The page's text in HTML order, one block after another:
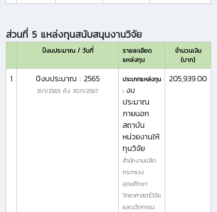
ส่วนที่ 5 แหล่งทุนสนับสนุนงานวิจัย
ปีงบประมาณ / วันที่
รายละเอียด
แหล่งทุน
จำนวนเงิน
(บาท)
1 ปีงบประมาณ : 2565
31/1/2565 ถึง 30/1/2567
ประเภทแหล่งทุน
: งบ
ประมาณ
ภายนอก
สถาบัน
หน่วยงานให้
ทุนวิจัย
สำนักงานปลัด
กระทรวง
อุดมศึกษา
วิทยาศาสตร์วิจัย
และนวัตกรรม
205,939.00